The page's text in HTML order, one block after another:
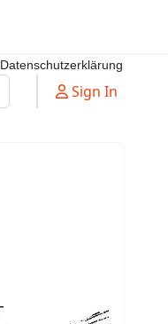
Datenschutzerklärung
Sign In